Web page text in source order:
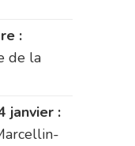
:
de la
janvier :